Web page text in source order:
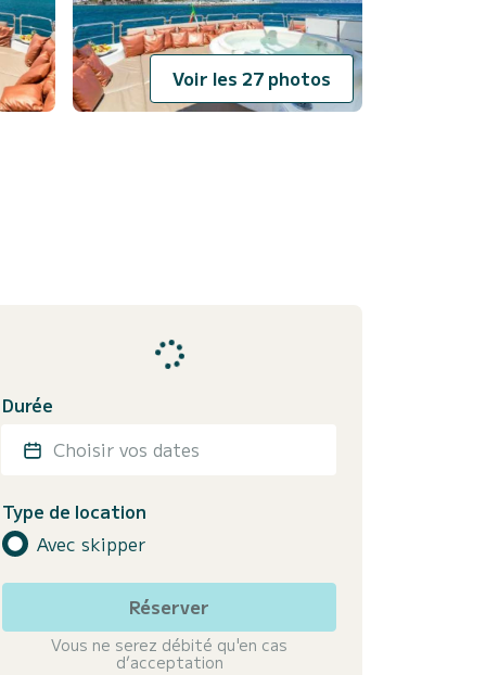
Voir les 27 photos
Durée
Choisir vos dates
Type de location
Avec skipper
Réserver
Vous ne serez débité qu'en cas
d’acceptation